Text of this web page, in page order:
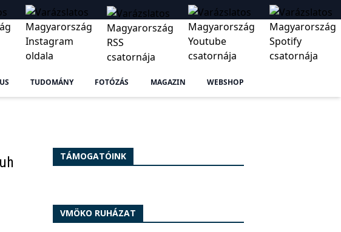
TUDOMÁNY FOTÓZÁS MAGAZIN WEBSHOP
TÁMOGATÓINK
VMÖKO RUHÁZAT